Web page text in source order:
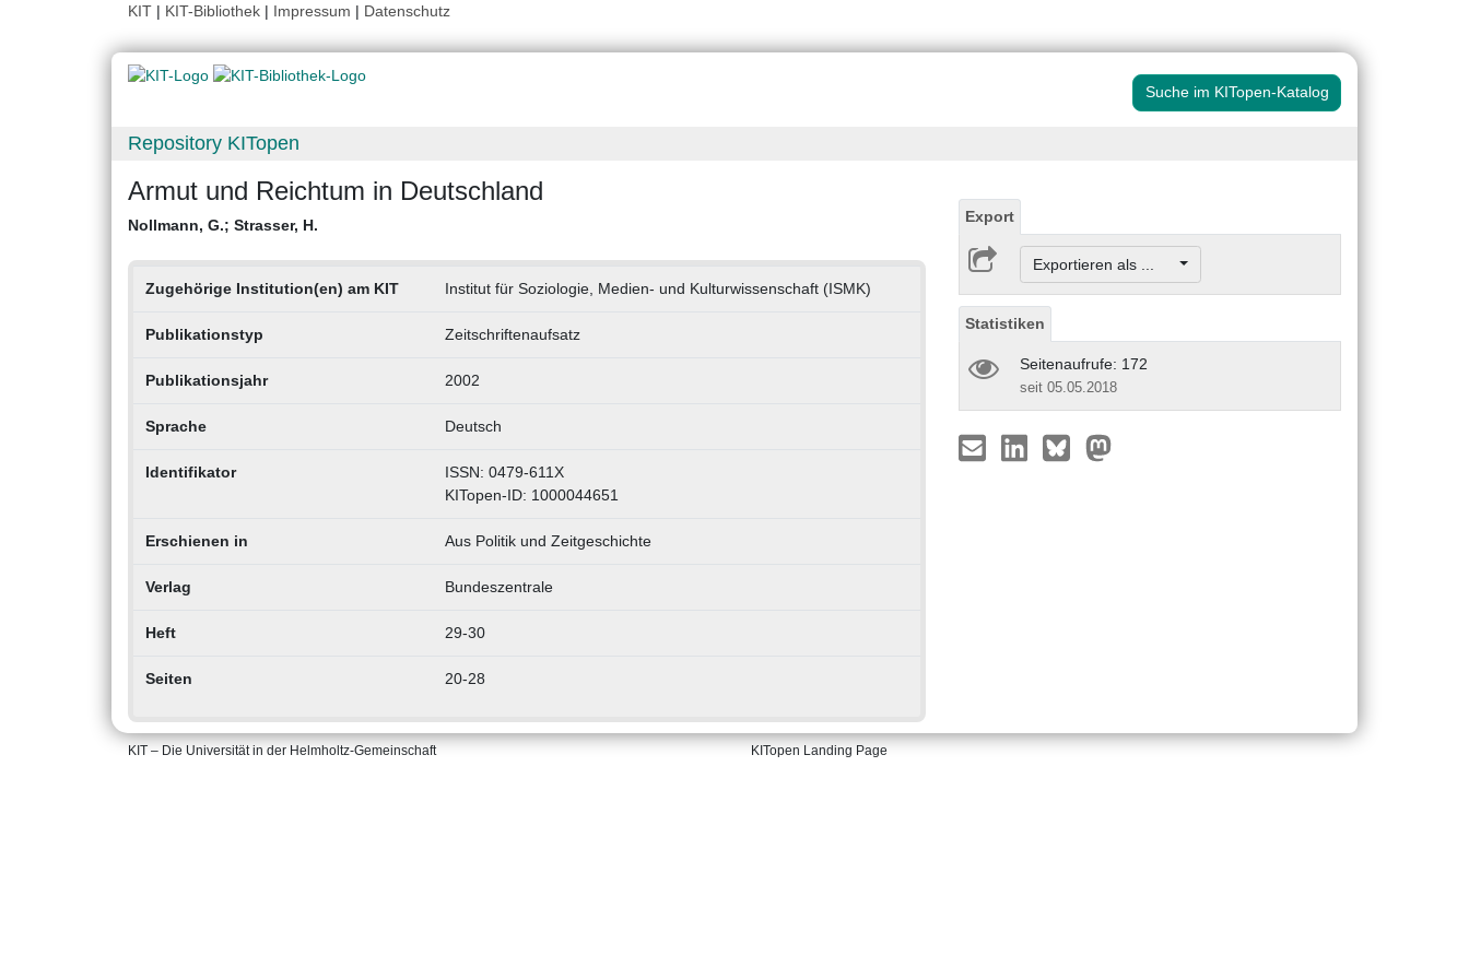
KIT | KIT-Bibliothek | Impressum | Datenschutz
Suche im KITopen-Katalog
Repository KITopen
Armut und Reichtum in Deutschland
Nollmann, G.; Strasser, H.
Zugehörige Institution(en) am KIT Institut für Soziologie, Medien- und Kulturwissenschaft (ISMK)
Publikationstyp Zeitschriftenaufsatz
Publikationsjahr 2002
Sprache Deutsch
Identifikator
ISSN: 0479-611X
KITopen-ID: 1000044651
Erschienen in Aus Politik und Zeitgeschichte
Verlag Bundeszentrale
Heft 29-30
Seiten 20-28
Export
Exportieren als ...
Statistiken
Seitenaufrufe: 172
seit 05.05.2018
KIT – Die Universität in der Helmholtz-Gemeinschaft KITopen Landing Page